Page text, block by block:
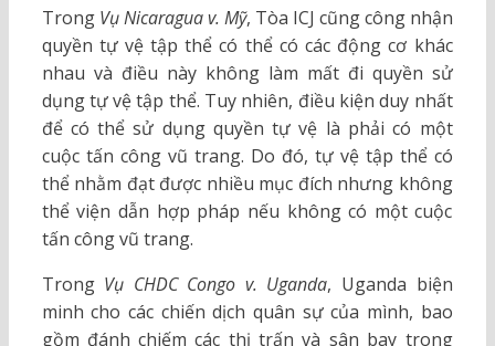
Trong Vụ Nicaragua v. Mỹ, Tòa ICJ cũng công nhận
quyền tự vệ tập thể có thể có các động cơ khác
nhau và điều này không làm mất đi quyền sử
dụng tự vệ tập thể. Tuy nhiên, điều kiện duy nhất
để có thể sử dụng quyền tự vệ là phải có một
cuộc tấn công vũ trang. Do đó, tự vệ tập thể có
thể nhằm đạt được nhiều mục đích nhưng không
thể viện dẫn hợp pháp nếu không có một cuộc
tấn công vũ trang.
Trong Vụ CHDC Congo v. Uganda, Uganda biện
minh cho các chiến dịch quân sự của mình, bao
gồm đánh chiếm các thị trấn và sân bay trong